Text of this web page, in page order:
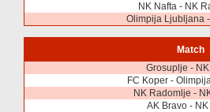
NK Nafta - NK
Olimpija Ljubljana
Match
Grosuplje -
FC Koper -
NK Radomlje -
AK Bravo -